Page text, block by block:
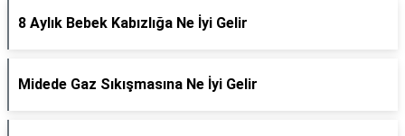
8 Aylık Bebek Kabızlığa Ne İyi Gelir
Midede Gaz Sıkışmasına Ne İyi Gelir